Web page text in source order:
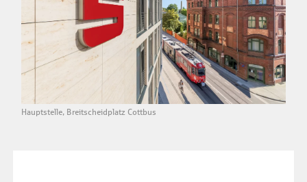
Hauptstelle, Breitscheidplatz Cottbus